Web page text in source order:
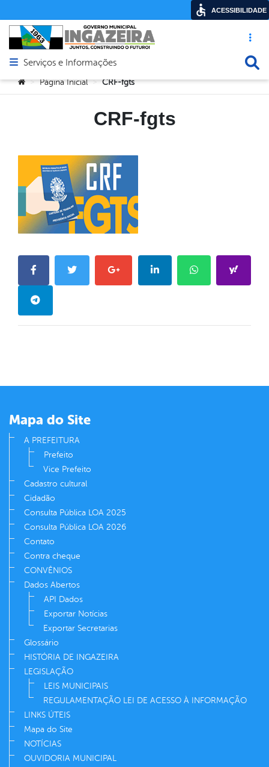
Acesso
Abrir menu principal de navegação
Serviços e Informações
Você está aqui:
> Página Inicial > CRF-fgts
CRF-fgts
Mapa do Site
A PREFEITURA
Prefeito
Vice Prefeito
Cadastro cultural
Cidadão
Consulta Pública LOA 2025
Consulta Pública LOA 2026
Contato
Contra cheque
CONVÊNIOS
Dados Abertos
API Dados
Exportar Notícias
Exportar Secretarias
Glossário
HISTÓRIA DE INGAZEIRA
LEGISLAÇÃO
LEIS MUNICIPAIS
REGULAMENTAÇÃO LEI DE ACESSO À INFORMAÇÃO
LINKS ÚTEIS
Mapa do Site
NOTÍCIAS
OUVIDORIA MUNICIPAL
ACESSIBILIDADE